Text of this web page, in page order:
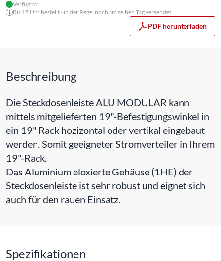
Verfügbar
Bis 15 Uhr bestellt - in der Regel noch am selben Tag versendet
PDF herunterladen
Beschreibung
Die Steckdosenleiste ALU MODULAR kann
mittels mitgelieferten 19"-Befestigungswinkel in
ein 19" Rack hozizontal oder vertikal eingebaut
werden. Somit geeigneter Stromverteiler in Ihrem
19"-Rack.
Das Aluminium eloxierte Gehäuse (1HE) der
Steckdosenleiste ist sehr robust und eignet sich
auch für den rauen Einsatz.
Spezifikationen